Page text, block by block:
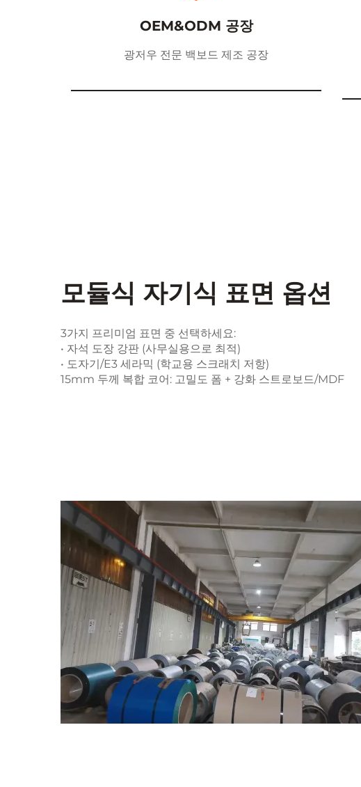
OEM&ODM 공장
광저우 전문 백보드 제조 공장
모듈식 자기식 표면 옵션
3가지 프리미엄 표면 중 선택하세요:
• 자석 도장 강판 (사무실용으로 최적)
• 도자기/E3 세라믹 (학교용 스크래치 저항)
15mm 두께 복합 코어: 고밀도 폼 + 강화 스트로보드/MDF